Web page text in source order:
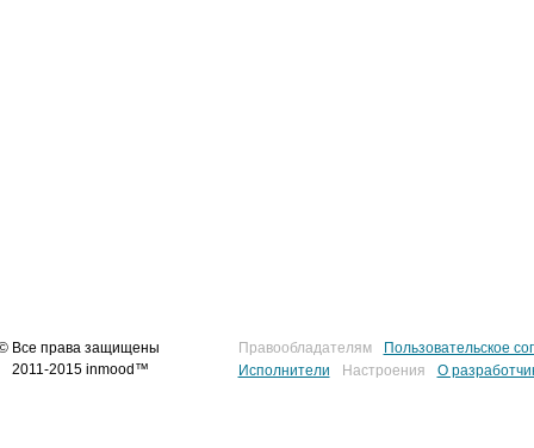
Все права защищены
2011-2015 inmood™
Правообладателям
Пользовательское
Исполнители
Настроения О